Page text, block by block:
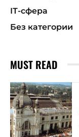
ІТ-сфера
Без категории
MUST READ